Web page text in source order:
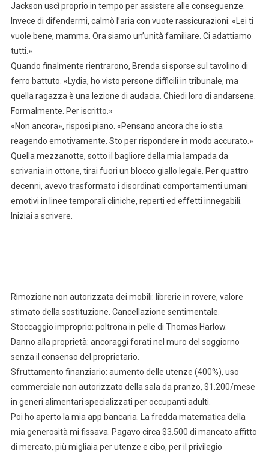
Jackson uscì proprio in tempo per assistere alle conseguenze.
Invece di difendermi, calmò l’aria con vuote rassicurazioni. «Lei ti
vuole bene, mamma. Ora siamo un’unità familiare. Ci adattiamo
tutti.»
Quando finalmente rientrarono, Brenda si sporse sul tavolino di
ferro battuto. «Lydia, ho visto persone difficili in tribunale, ma
quella ragazza è una lezione di audacia. Chiedi loro di andarsene.
Formalmente. Per iscritto.»
«Non ancora», risposi piano. «Pensano ancora che io stia
reagendo emotivamente. Sto per rispondere in modo accurato.»
Quella mezzanotte, sotto il bagliore della mia lampada da
scrivania in ottone, tirai fuori un blocco giallo legale. Per quattro
decenni, avevo trasformato i disordinati comportamenti umani
emotivi in linee temporali cliniche, reperti ed effetti innegabili.
Iniziai a scrivere.
Rimozione non autorizzata dei mobili: librerie in rovere, valore
stimato della sostituzione. Cancellazione sentimentale.
Stoccaggio improprio: poltrona in pelle di Thomas Harlow.
Danno alla proprietà: ancoraggi forati nel muro del soggiorno
senza il consenso del proprietario.
Sfruttamento finanziario: aumento delle utenze (400%), uso
commerciale non autorizzato della sala da pranzo, $1.200/mese
in generi alimentari specializzati per occupanti adulti.
Poi ho aperto la mia app bancaria. La fredda matematica della
mia generosità mi fissava. Pagavo circa $3.500 di mancato affitto
di mercato, più migliaia per utenze e cibo, per il privilegio